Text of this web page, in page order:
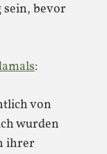
sein, bevor
:
von
wurden
ihrer